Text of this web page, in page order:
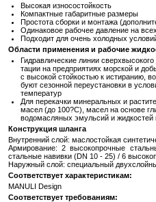
Вы­со­кая из­но­со­стой­кость
Ком­пакт­ные га­ба­рит­ные раз­ме­ры
Про­сто­та сбор­ки и мон­та­жа
Оди­на­ко­вое ра­бо­чее дав­ле­ние на
Под­хо­дит для очень хо­лод­ных
Об­ла­сти при­ме­не­ния и ра­бо­чие
Гид­рав­ли­че­ские линии
та­ции на пред­при­я­ти­ях мор­ской и
с вы­со­кой стой­ко­стью к ис­ти­ра­нию,
бу­ют се­зон­ной пе­ре­уста­нов­ки в
тем­пе­ра­тур
Для пе­ре­кач­ки ми­не­раль­ных и
масел (до 100?С), масел на ос­но­ве
во­до­мас­ля­ных эмуль­сий и жид­ко­стей
Кон­струк­ция шлан­га
Внут­рен­ний слой: мас­ло­стой­кая
Ар­ми­ро­ва­ние: 2 вы­со­ко­проч­ные
сталь­ные на­вив­ки (DN 10 - 25) / 6
На­руж­ный слой: спе­ци­аль­ный
Со­от­вет­ству­ет ха­рак­те­ри­сти­кам:
MANULI Design
Со­от­вет­ству­ет тре­бо­ва­ни­ям: